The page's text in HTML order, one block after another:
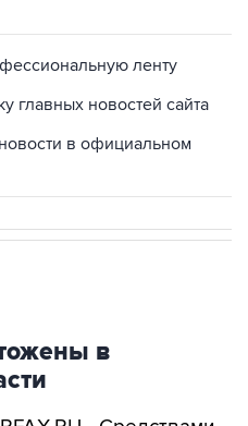
ленту
главных новостей сайта
в официальном
в